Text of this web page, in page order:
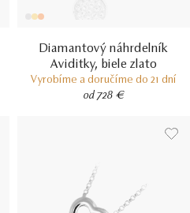
Diamantový náhrdelník
Aviditky, biele zlato
Vyrobíme a doručíme do 21 dní
od 728 €